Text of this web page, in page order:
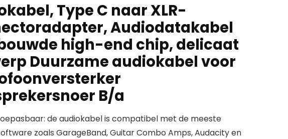
Type C naar XLR-
Audiodatakabel
high-end chip, delicaat
Duurzame audiokabel voor
B/a
de audiokabel is compatibel met de meeste
zoals GarageBand, Guitar Combo Amps, Audacity en